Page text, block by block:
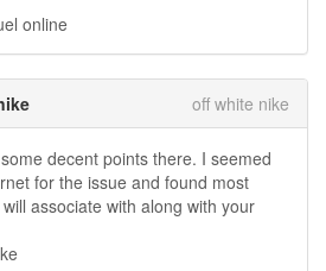
online
off white nike
decent points there. I seemed
for the issue and found most
associate with along with your